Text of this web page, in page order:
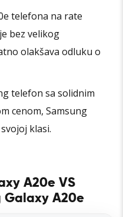
telefona na rate
bez velikog
olakšava odluku o
telefon sa solidnim
cenom, Samsung
klasi.
A20e VS
Galaxy A20e